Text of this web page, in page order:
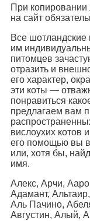
При
на сайт
Все шотландские
им
питомцев
отразить и
его характер,
эти коты —
понравиться
предлагаем вам
вислоухих котов
его помощью вы
или, хотя бы,
имя.
Алекс, Арчи,
Адамант,
Аль Пачино,
Августин, Алый,